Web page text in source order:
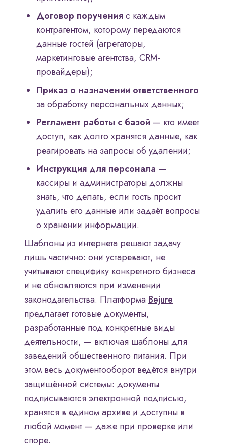
Договор порученияс каждым
контрагентом, которому передаются
данные гостей (агрегаторы,
маркетинговые агентства, CRM-
провайдеры);
Приказ о назначении ответственного
за обработку персональных данных;
Регламент работы с базой — кто имеет
доступ, как долго хранятся данные, как
реагировать на запросы об удалении;
Инструкция для персонала —
кассиры и администраторы должны
знать, что делать, если гость просит
удалить его данные или задаёт вопросы
о хранении информации.
Шаблоны из интернета решают задачу
лишь частично: они устаревают, не
учитывают специфику конкретного бизнеса
и не обновляются при изменении
законодательства. ПлатформаBejure
предлагает готовые документы,
разработанные под конкретные виды
деятельности, — включая шаблоны для
заведений общественного питания. При
этом весь документооборот ведётся внутри
защищённой системы: документы
подписываются электронной подписью,
хранятся в едином архиве и доступны в
любой момент — даже при проверке или
споре.